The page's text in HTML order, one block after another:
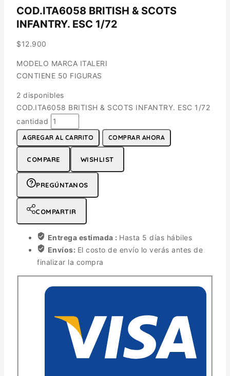
COD.ITA6058 BRITISH & SCOTS
INFANTRY. ESC 1/72
$12.900
MODELO MARCA ITALERI
CONTIENE 50 FIGURAS
2 disponibles
COD.ITA6058 BRITISH & SCOTS INFANTRY. ESC 1/72
cantidad
AGREGAR AL CARRITO COMPRAR AHORA
COMPARE WISHLIST
PREGÚNTANOS
COMPARTIR
Entrega estimada : Hasta 5 días hábiles
Envíos: El costo de envío lo verás antes de
finalizar la compra